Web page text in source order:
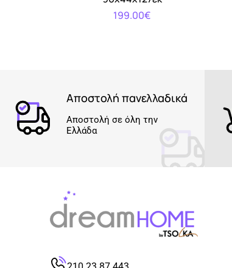
199.00€
Αποστολή πανελλαδικά
Αποστολή σε όλη την
Ελλάδα